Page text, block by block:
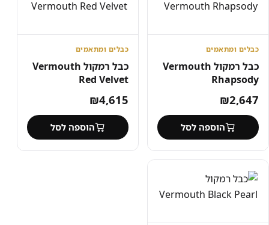
כבלים ומתאמים
כבל רמקול Vermouth
Rhapsody
₪2,647
הוספה לסל
כבלים ומתאמים
כבל רמקול Vermouth
Red Velvet
₪4,615
הוספה לסל